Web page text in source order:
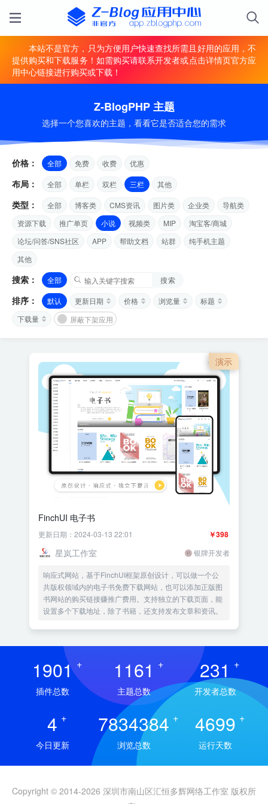
本站不是官方，只为方便用户快速查找所需且好用的应用，不
提供购买和下载服务！如需购买请联系开发者或点击详情页官方应
用中心链接进行购买或下载！
Z-BlogPHP 主题
选择一个您喜欢的主题，看看它是否适合您的需求
价格： 全部 免费 收费 优惠
布局： 全部 单栏 双栏 三栏 其他
类型： 全部 博客类 CMS资讯 图片类 企业类
导航类
资源下载
推广单页 小说 视频类 MIP
淘宝客/商城
论坛/问答/SNS社区
APP 帮助文档 站群
纯手机主题
其他
搜索： 全部 搜索
排序： 默认 更新日期 价格 浏览量
标题
下载量
屏蔽下架应用
演示
FinchUI 电子书
￥398
更新日期：2024-03-13 22:01
星岚工作室 银牌开发者
响应式网站，基于FinchUI框架原创设计，可以做一个公
共版权领域内的电子书免费下载网站，也可以添加正版图
书网站的购买链接赚推广费用。支持独立的下载页面，能
设置多个下载地址，除了书籍，还支持发布文章和资讯。
1901 +
插件总数
1161 +
主题总数
231 +
开发者总数
4 +
今日更新
7834384 +
浏览总数
4699 +
运行天数
Copyright © 2014-2026 深圳市南山区汇恒多辉网络工作室 版权所